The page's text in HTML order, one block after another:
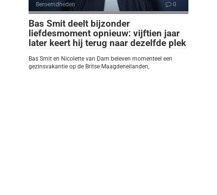
Beroemdheden 0
Bas Smit deelt bijzonder
liefdesmoment opnieuw: vijftien jaar
later keert hij terug naar dezelfde plek
Bas Smit en Nicolette van Dam beleven momenteel een
gezinsvakantie op de Britse Maagdeneilanden,